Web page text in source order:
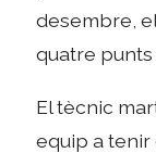
desembre,
quatre punts
El tècnic
equip a